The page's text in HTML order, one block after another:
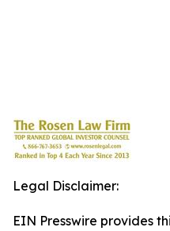
Legal Disclaimer:
EIN Presswire provides